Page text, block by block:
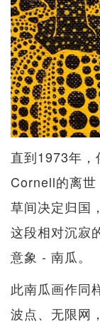
直到1973年
Cornell的离世
草间决定归国
这段相对沉寂
意象 - 南瓜。
此南瓜画作同
波点、无限网